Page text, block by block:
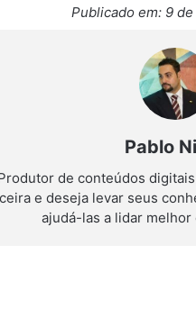
Publicado em: 9
Pablo
de conteúdos
e deseja levar seus
ajudá-las a lidar